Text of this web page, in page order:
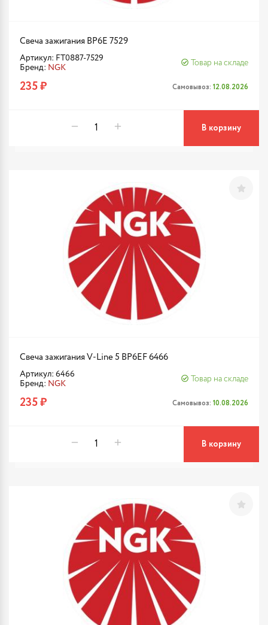
Свеча зажигания BP6E 7529
Артикул: FT0887-7529
Бренд: NGK
Товар на складе
235 ₽ Самовывоз: 12.08.2026
В корзину
Свеча зажигания V-Line 5 BP6EF 6466
Артикул: 6466
Бренд: NGK
Товар на складе
235 ₽ Самовывоз: 10.08.2026
В корзину